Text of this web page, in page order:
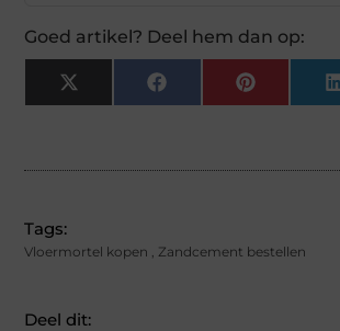
Goed artikel? Deel hem dan op:
X
(Twitter)
Facebook Pinterest
Tags:
Vloermortel kopen Zandcement bestellen
Deel dit: